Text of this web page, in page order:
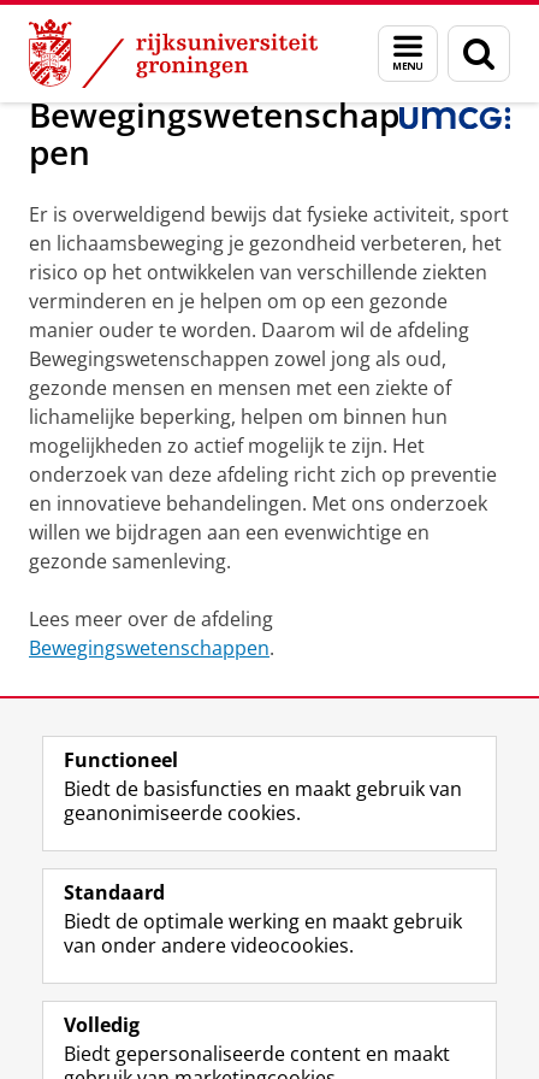
Skip
Content
Skip
Navigation
Menu
en
zoeken
Over ons Faculteit Medische Wetenschappen Research
Bewegingswetenschap
pen
Er is overweldigend bewijs dat fysieke activiteit, sport
en lichaamsbeweging je gezondheid verbeteren, het
risico op het ontwikkelen van verschillende ziekten
verminderen en je helpen om op een gezonde
manier ouder te worden. Daarom wil de afdeling
Bewegingswetenschappen zowel jong als oud,
gezonde mensen en mensen met een ziekte of
lichamelijke beperking, helpen om binnen hun
mogelijkheden zo actief mogelijk te zijn. Het
onderzoek van deze afdeling richt zich op preventie
en innovatieve behandelingen. Met ons onderzoek
willen we bijdragen aan een evenwichtige en
gezonde samenleving.
Lees meer over de afdeling
Bewegingswetenschappen.
View this page in:English
Volg de RUG
F
a
e
b
o
p
a
L
i
k
e
I
-
p
R
S
-
f
e
R
I
n
t
r
m
Y
o
T
e
k
Studiekiezers
Alumni
Over ons
Functioneel
Biedt de basisfuncties en maakt gebruik van
geanonimiseerde cookies.
Standaard
Biedt de optimale werking en maakt gebruik
van onder andere videocookies.
Volledig
Biedt gepersonaliseerde content en maakt